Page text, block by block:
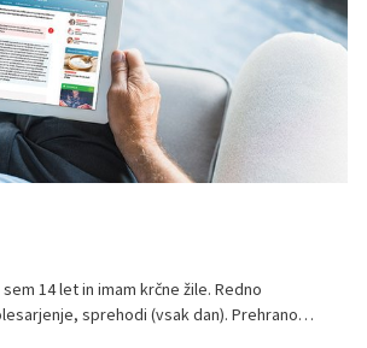
14 let in imam krčne žile. Redno
sprehodi (vsak dan). Prehrano